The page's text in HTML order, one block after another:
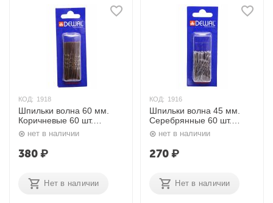
КОД: 1918
Шпильки волна 60 мм.
Коричневые 60 шт.
SLT60V-3/60 Dewal
нет в наличии
380₽
Нет в наличии
КОД: 1916
Шпильки волна 45 мм.
Серебрянные 60 шт.
SLT45V-4S/60 Dewal
нет в наличии
270₽
Нет в наличии